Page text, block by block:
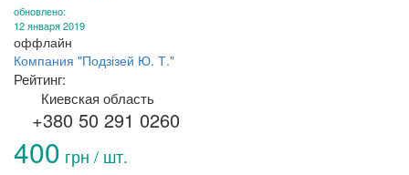
обновлено:
12 января 2019
оффлайн
Компания "Подзізей Ю. Т."
Рейтинг:
Киевская область
+380 50 291 0260
400 грн / шт.